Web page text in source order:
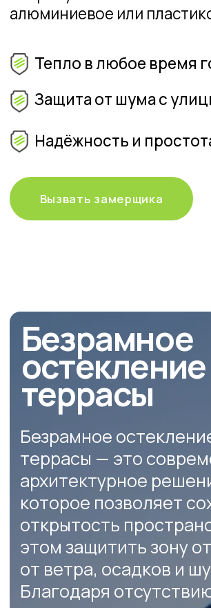
Остекление террасы
практичное и эстетичное
решение для тех, кто хочет
использовать открытую
зону отдыха или дополнительное
жилое пространство. Варианты
остекления бывают
раздвижными, распашными,
безрамными и теплыми — выбор
зависит от ваших задач
и архитектурных особенностей
Компания Oknapeople
профессионально занимается
остеклением террас
в загородных домах в Москве
и области. Мы предлагаем
индивидуальные решения «под
ключ» — от замера
и проектирования до установки
и сервиса. Используем только
проверенные материалы:
Остекление
террасы
загородного дома